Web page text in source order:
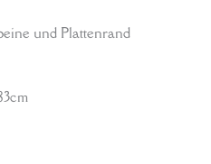
und Plattenrand